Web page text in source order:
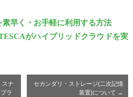
素早く・お手軽に利用する方法
がハイブリッドクラウドを実
スナ
ラ
セカンダリ・ストレージ(二次記憶
装置)について →